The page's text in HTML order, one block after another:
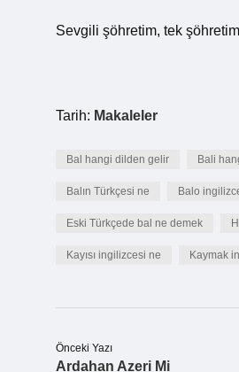
Sevgili şöhretim, tek
Tarih: Makaleler
Bal hangi dilden gelir Bali
Balın Türkçesi ne Balo
Eski Türkçede bal ne demek
Kayısı ingilizcesi ne Kaymak
Önceki Yazı
Ardahan Azeri Mi